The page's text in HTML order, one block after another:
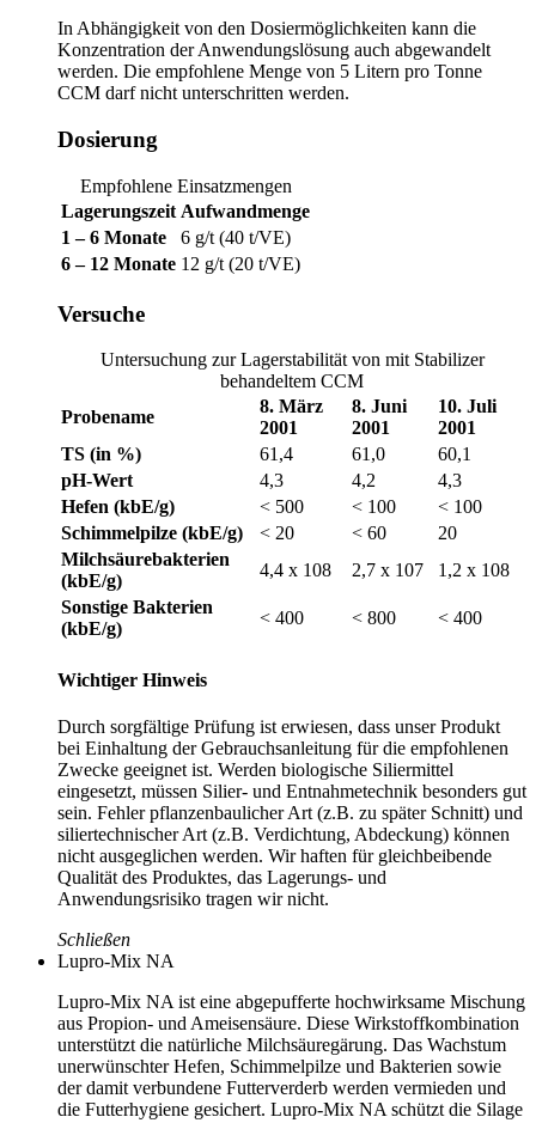
In Abhängigkeit von den Dosiermöglichkeiten kann die
Konzentration der Anwendungslösung auch abgewandelt
werden. Die empfohlene Menge von 5 Litern pro Tonne
CCM darf nicht unterschritten werden.
Dosierung
Empfohlene Einsatzmengen
Lagerungszeit Aufwandmenge
1 – 6 Monate
6 g/t (40 t/VE)
6 – 12 Monate 12 g/t (20 t/VE)
Versuche
Untersuchung zur Lagerstabilität von mit Stabilizer
behandeltem CCM
Probename
8. März
2001
8. Juni
2001
10. Juli
2001
TS (in %)
61,4 61,0
60,1
pH-Wert
4,3 4,2
4,3
Hefen (kbE/g)
< 500 < 100
< 100
Schimmelpilze (kbE/g)
< 20 < 60
20
Milchsäurebakterien
(kbE/g)
4,4 x 108 2,7 x 107
1,2 x 108
Sonstige Bakterien
(kbE/g)
< 400 < 800 < 400
Wichtiger Hinweis
Durch sorgfältige Prüfung ist erwiesen, dass unser Produkt
bei Einhaltung der Gebrauchsanleitung für die empfohlenen
Zwecke geeignet ist. Werden biologische Siliermittel
eingesetzt, müssen Silier- und Entnahmetechnik besonders gut
sein. Fehler pflanzenbaulicher Art (z.B. zu später Schnitt) und
siliertechnischer Art (z.B. Verdichtung, Abdeckung) können
nicht ausgeglichen werden. Wir haften für gleichbeibende
Qualität des Produktes, das Lagerungs- und
Anwendungsrisiko tragen wir nicht.
Schließen
Lupro-Mix NA
Lupro-Mix NA ist eine abgepufferte hochwirksame Mischung
aus Propion- und Ameisensäure. Diese Wirkstoffkombination
unterstützt die natürliche Milchsäuregärung. Das Wachstum
unerwünschter Hefen, Schimmelpilze und Bakterien sowie
der damit verbundene Futterverderb werden vermieden und
die Futterhygiene gesichert. Lupro-Mix NA schützt die Silage